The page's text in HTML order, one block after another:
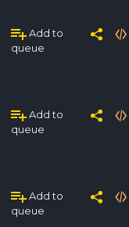
Add to
queue
Add to
queue
Add to
queue